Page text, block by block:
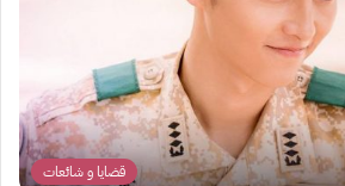
قضايا و شائعات